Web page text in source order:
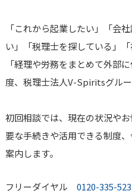
「これから起業したい」「会
い」「税理士を探している」
「経理や労務をまとめて外部
度、税理士法人V-Spiritsグルー
初回相談では、現在の状況や
要な手続きや活用できる制度
案内します。
フリーダイヤル 0120-335-523